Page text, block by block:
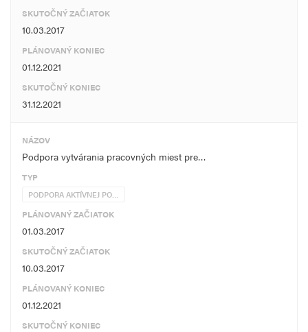
SKUTOČNÝ ZAČIATOK
10.03.2017
PLÁNOVANÝ KONIEC
01.12.2021
SKUTOČNÝ KONIEC
31.12.2021
NÁZOV
Podpora vytvárania pracovných miest pre…
TYP
PODPORA AKTÍVNEJ PO…
PLÁNOVANÝ ZAČIATOK
01.03.2017
SKUTOČNÝ ZAČIATOK
10.03.2017
PLÁNOVANÝ KONIEC
01.12.2021
SKUTOČNÝ KONIEC